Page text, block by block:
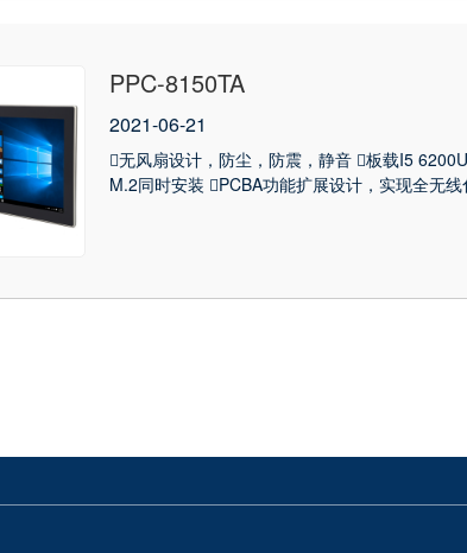
PPC-8150TA
2021-06-21
无风扇设计，防尘，防震，静音 板载I5
M.2同时安装 PCBA功能扩展设计，实现全无